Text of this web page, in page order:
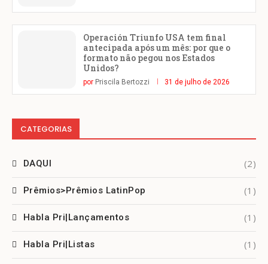
Operación Triunfo USA tem final
antecipada após um mês: por que o
formato não pegou nos Estados
Unidos?
por Priscila Bertozzi 31 de julho de 2026
CATEGORIAS
DAQUI (2)
Prêmios>Prêmios LatinPop (1)
Habla Pri|Lançamentos (1)
Habla Pri|Listas (1)